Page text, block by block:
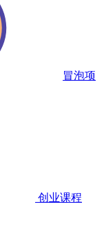
冒泡项
创业课程